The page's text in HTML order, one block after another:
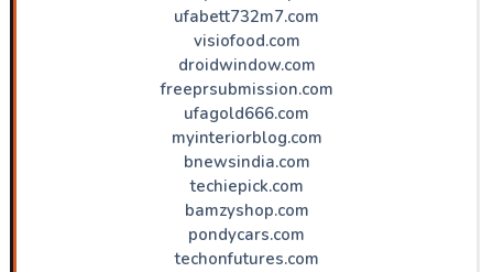
ufabett732m7.com
visiofood.com
droidwindow.com
freeprsubmission.com
ufagold666.com
myinteriorblog.com
bnewsindia.com
techiepick.com
bamzyshop.com
pondycars.com
techonfutures.com